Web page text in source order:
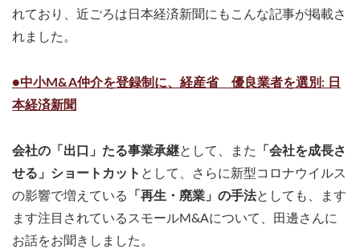
れており、近ごろは日本経済新聞にもこんな記事が掲載さ
れました。
●中小M&A仲介を登録制に、経産省 優良業者を選別: 日
本経済新聞
会社の「出口」たる事業承継として、また
「会社を成長さ
せる」ショートカット として、さらに新型コロナウイルス
の影響で増えている
「再生・廃業」の手法としても、ます
ます注目されているスモールM&Aについて、田邊さんに
お話をお聞きしました。